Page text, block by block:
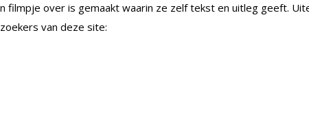
filmpje over is gemaakt waarin ze zelf tekst en uitleg geeft.
van deze site: